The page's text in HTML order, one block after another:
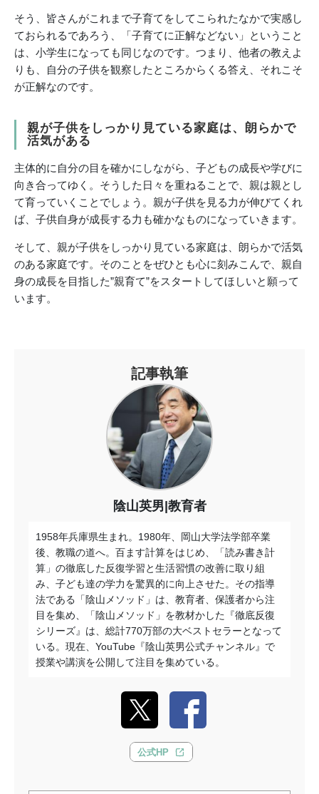
そう、皆さんがこれまで子育てをしてこられたなかで実感し
ておられるであろう、「子育てに正解などない」ということ
は、小学生になっても同じなのです。つまり、他者の教えよ
りも、自分の子供を観察したところからくる答え、それこそ
が正解なのです。
親が子供をしっかり見ている家庭は、朗らかで
活気がある
主体的に自分の目を確かにしながら、子どもの成長や学びに
向き合ってゆく。そうした日々を重ねることで、親は親とし
て育っていくことでしょう。親が子供を見る力が伸びてくれ
ば、子供自身が成長する力も確かなものになっていきます。
そして、親が子供をしっかり見ている家庭は、朗らかで活気
のある家庭です。そのことをぜひとも心に刻みこんで、親自
身の成長を目指した”親育て”をスタートしてほしいと願って
います。
記事執筆
陰山英男|教育者
1958年兵庫県生まれ。1980年、岡山大学法学部卒業
後、教職の道へ。百ます計算をはじめ、「読み書き計
算」の徹底した反復学習と生活習慣の改善に取り組
み、子ども達の学力を驚異的に向上させた。その指導
法である「陰山メソッド」は、教育者、保護者から注
目を集め、「陰山メソッド」を教材かした『徹底反復
シリーズ』は、総計770万部の大ベストセラーとなって
いる。現在、YouTube『陰山英男公式チャンネル』で
授業や講演を公開して注目を集めている。
公式HP